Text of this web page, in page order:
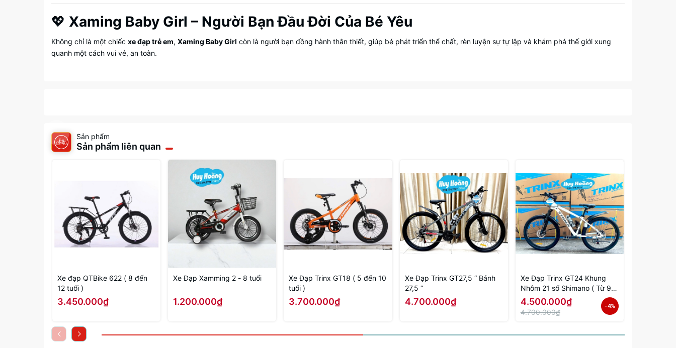
💖 Xaming Baby Girl – Người Bạn Đầu Đời Của Bé Yêu
Không chỉ là một chiếc xe đạp trẻ em, Xaming Baby Girl còn là người bạn đồng hành thân thiết, giúp bé phát triển thể chất, rèn luyện sự tự lập và khám phá thế giới xung
quanh một cách vui vẻ, an toàn.
Sản phẩm
Sản phẩm liên quan
Xe đạp QTBike 622 ( 8 đến
12 tuổi )
3.450.000₫
Xe Đạp Xamming 2 - 8 tuổi
1.200.000₫
Xe Đạp Trinx GT18 ( 5 đến 10
tuổi )
3.700.000₫
Xe Đạp Trinx GT27,5 “ Bánh
27,5 “
4.700.000₫
Xe Đạp Trinx GT24 Khung
Nhôm 21 số Shimano ( Từ 9
đến 15 tuổi )
4.500.000₫
4.700.000₫
- 4%